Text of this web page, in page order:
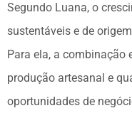
Segundo Luana, o
sustentáveis e de
Para ela, a combinação
produção artesanal e
oportunidades de